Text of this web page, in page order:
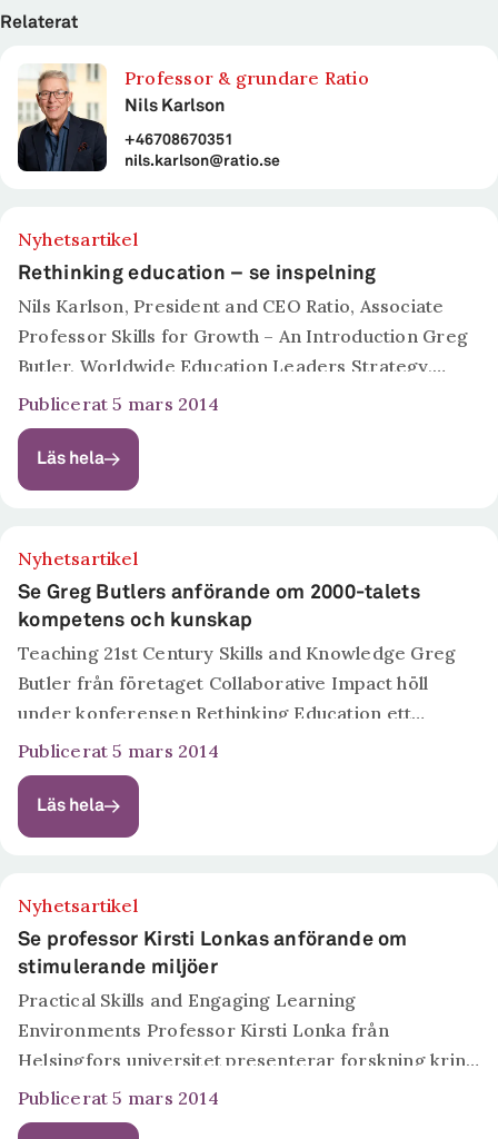
Relaterat
Professor & grundare Ratio
Nils Karlson
+46708670351
nils.karlson@ratio.se
Nyhetsartikel
Rethinking education – se inspelning
Nils Karlson, President and CEO Ratio, Associate
Professor Skills for Growth – An Introduction Greg
Butler, Worldwide Education Leaders Strategy,
Founder Collaborative Impact Teaching 21st
Century Skills and Knowledge Dr Rebecca
Ferguson, Lecturer, Institute of...
Publicerat 5 mars 2014
Läs hela
Nyhetsartikel
Se Greg Butlers anförande om 2000-talets
kompetens och kunskap
Teaching 21st Century Skills and Knowledge Greg
Butler från företaget Collaborative Impact höll
under konferensen Rethinking Education ett
anförande om 2000-talets efterfrågan på
kompetens och kunskap.
Publicerat 5 mars 2014
Läs hela
Nyhetsartikel
Se professor Kirsti Lonkas anförande om
stimulerande miljöer
Practical Skills and Engaging Learning
Environments Professor Kirsti Lonka från
Helsingfors universitet presenterar forskning kring
praktisk kompetens och stimulerande skolmiljöer.
Se hela presentationen här.
Publicerat 5 mars 2014